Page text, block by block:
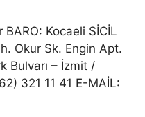
Kocaeli SİCİL
Okur Sk. Engin Apt.
Bulvarı – İzmit /
321 11 41 E-MAİL: